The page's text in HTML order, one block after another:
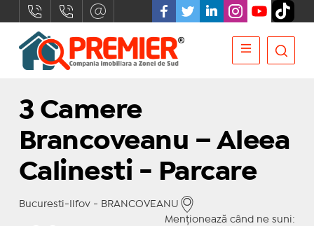
3 Camere
Brancoveanu – Aleea
Calinesti - Parcare
Bucuresti-Ilfov - BRANCOVEANU
Menționează când ne suni: